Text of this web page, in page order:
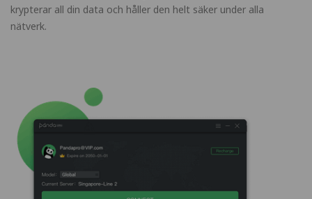
krypterar all din data och håller den helt säker under alla
nätverk.